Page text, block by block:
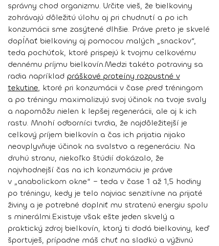
správny chod organizmu. Určite vieš, že bielkoviny
zohrávajú dôležitú úlohu aj pri chudnutí a po ich
konzumácii sme zasýtené dlhšie. Práve preto je skvelé
dopĺňať bielkoviny aj pomocou malých „snackov“,
teda pochúťok, ktoré prispejú k tvojmu celkovému
dennému príjmu bielkovín.Medzi takéto potraviny sa
radia napríklad práškové proteíny rozpustné v
tekutine, ktoré pri konzumácii v čase pred tréningom
a po tréningu maximalizujú svoj účinok na tvoje svaly
a napomôžu nielen k lepšej regenerácii, ale aj k ich
rastu. Mnohí odborníci tvrdia, že najdôležitejší je
celkový príjem bielkovín a čas ich prijatia nijako
neovplyvňuje účinok na svalstvo a regeneráciu. Na
druhú stranu, niekoľko štúdií dokázalo, že
najvhodnejší čas na ich konzumáciu je práve
v „anabolickom okne“ – teda v čase 1 až 1,5 hodiny
po tréningu, kedy je telo najviac senzitívne na prijaté
živiny a je potrebné doplniť mu stratenú energiu spolu
s minerálmi.Existuje však ešte jeden skvelý a
praktický zdroj bielkovín, ktorý ti dodá bielkoviny, keď
športuješ, prípadne máš chuť na sladkú a výživnú